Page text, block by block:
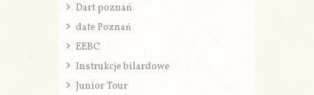
Dart poznań
date Poznań
EEBC
Instrukcje bilardowe
Junior Tour